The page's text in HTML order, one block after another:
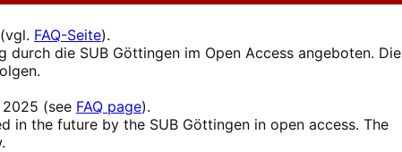
FAQ-Seite).
die SUB Göttingen im Open Access angeboten. Die
2025 (see FAQ page).
in the future by the SUB Göttingen in open access. The